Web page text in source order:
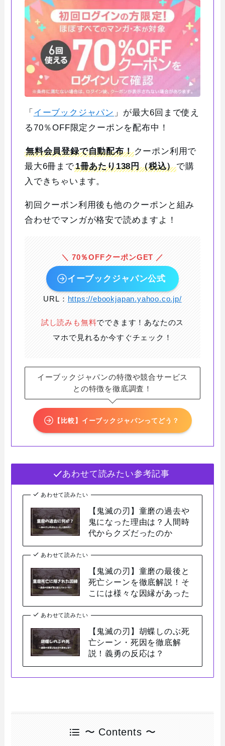
「 イーブックジャパン 」が最大6回まで使え
る70％OFF限定クーポンを配布中！
無料会員登録で自動配布！クーポン利用で
最大6冊まで1冊あたり138円（税込）で購
入できちゃいます。
初回クーポン利用後も他のクーポンと組み
合わせでマンガが格安で読めますよ！
＼ 70％OFFクーポンGET ／
イーブックジャパン公式
URL： https://ebookjapan.yahoo.co.jp/
試し読みも無料でできます！あなたのス
マホで見れるか今すぐチェック！
イーブックジャパンの特徴や競合サービス
との特徴を徹底調査！
【比較】イーブックジャパンってどう？
あわせて読みたい参考記事
あわせて読みたい
【鬼滅の刃】童磨の過去や
鬼になった理由は？人間時
代からクズだったのか
あわせて読みたい
【鬼滅の刃】童磨の最後と
死亡シーンを徹底解説！そ
こには様々な因縁があった
あわせて読みたい
【鬼滅の刃】胡蝶しのぶ死
亡シーン・死因を徹底解
説！義勇の反応は？
〜 Contents 〜